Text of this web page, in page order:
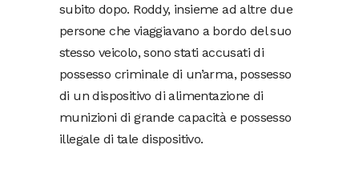
subito dopo. Roddy, insieme ad altre due
persone che viaggiavano a bordo del suo
stesso veicolo, sono stati accusati di
possesso criminale di un’arma, possesso
di un dispositivo di alimentazione di
munizioni di grande capacità e possesso
illegale di tale dispositivo.